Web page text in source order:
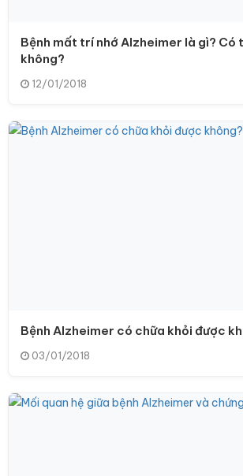
Bệnh mất trí nhớ Alzheimer là gì? Có
không?
12/01/2018
Bệnh Alzheimer có chữa khỏi được
03/01/2018